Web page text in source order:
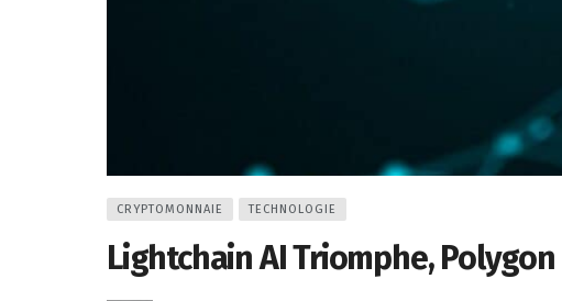
CRYPTOMONNAIE TECHNOLOGIE
Lightchain AI Triomphe, Polygon